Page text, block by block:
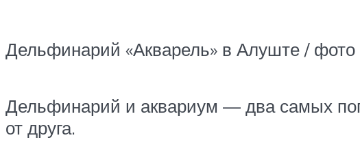
Дельфинарий «Акварель» в Алуште / фото
Дельфинарий и аквариум — два самых
от друга.